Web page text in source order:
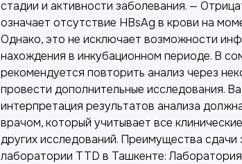
стадии и активности заболевания. —
означает отсутствие HBsAg в крови на
Однако, это не исключает возможности
нахождения в инкубационном периоде. В
рекомендуется повторить анализ через
провести дополнительные исследования.
интерпретация результатов анализа
врачом, который учитывает все
других исследований. Преимущества сдачи
лаборатории TTD в Ташкенте: